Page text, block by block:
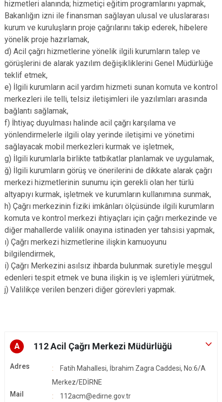
hizmetleri alanında; hizmetiçi eğitim programlarını yapmak,
Bakanlığın izni ile finansman sağlayan ulusal ve uluslararası
kurum ve kuruluşların proje çağrılarını takip ederek, hibelere
yönelik proje hazırlamak,
d) Acil çağrı hizmetlerine yönelik ilgili kurumların talep ve
görüşlerini de alarak yazılım değişikliklerini Genel Müdürlüğe
teklif etmek,
e) İlgili kurumların acil yardım hizmeti sunan komuta ve kontrol
merkezleri ile telli, telsiz iletişimleri ile yazılımları arasında
bağlantı sağlamak,
f) İhtiyaç duyulması halinde acil çağrı karşılama ve
yönlendirmelerle ilgili olay yerinde iletişimi ve yönetimi
sağlayacak mobil merkezleri kurmak ve işletmek,
g) İlgili kurumlarla birlikte tatbikatlar planlamak ve uygulamak,
ğ) İlgili kurumların görüş ve önerilerini de dikkate alarak çağrı
merkezi hizmetlerinin sunumu için gerekli olan her türlü
altyapıyı kurmak, işletmek ve kurumların kullanımına sunmak,
h) Çağrı merkezinin fiziki imkânları ölçüsünde ilgili kurumların
komuta ve kontrol merkezi ihtiyaçları için çağrı merkezinde ve
diğer mahallerde valilik onayına istinaden yer tahsisi yapmak,
ı) Çağrı merkezi hizmetlerine ilişkin kamuoyunu
bilgilendirmek,
i) Çağrı Merkezini asılsız ihbarda bulunmak suretiyle meşgul
edenleri tespit etmek ve buna ilişkin iş ve işlemleri yürütmek,
j) Valilikçe verilen benzeri diğer görevleri yapmak.
A 112 Acil Çağrı Merkezi Müdürlüğü
Adres
Fatih Mahallesi, İbrahim Zagra Caddesi, No:6/A
Merkez/EDİRNE
Mail
112acm@edirne.gov.tr